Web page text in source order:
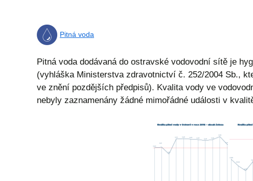
Pitná voda
Pitná voda dodávaná do ostravské vodovodní sítě je
(vyhláška Ministerstva zdravotnictví č. 252/2004 Sb.,
ve znění pozdějších předpisů). Kvalita vody ve
nebyly zaznamenány žádné mimořádné události v